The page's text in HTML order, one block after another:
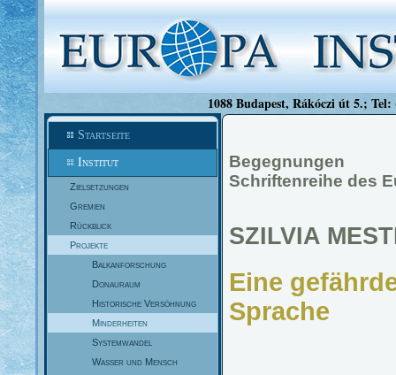
1088 Budapest, Rákóczi út 5.;
Startseite
Institut
Zielsetzungen
Gremien
Rückblick
Projekte
Balkanforschung
Donauraum
Historische Versöhnung
Minderheiten
Systemwandel
Wasser und Mensch
Begegnungen
Schriftenreihe des
SZILVIA
Eine
Sprache